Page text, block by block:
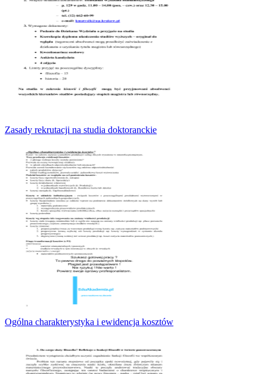
Zasady rekrutacji na studia doktoranckie
Ogólna charakterystyka i ewidencja kosztów